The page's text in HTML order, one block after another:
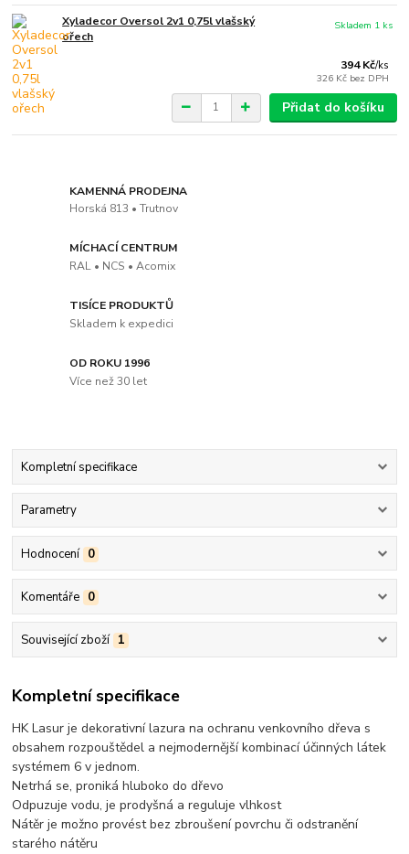
Xyladecor Oversol 2v1 0,75l vlašský
ořech
394 Kč/ks
326 Kč bez DPH
Skladem 1 ks
Přidat do košíku
KAMENNÁ PRODEJNA
Horská 813 • Trutnov
MÍCHACÍ CENTRUM
RAL • NCS • Acomix
TISÍCE PRODUKTŮ
Skladem k expedici
OD ROKU 1996
Více než 30 let
Kompletní specifikace
Parametry
Hodnocení 0
Komentáře 0
Související zboží 1
Kompletní specifikace
HK Lasur je dekorativní lazura na ochranu venkovního dřeva s
obsahem rozpouštědel a nejmodernější kombinací účinných látek
systémem 6 v jednom.
Netrhá se, proniká hluboko do dřevo
Odpuzuje vodu, je prodyšná a reguluje vlhkost
Nátěr je možno provést bez zbroušení povrchu či odstranění
starého nátěru